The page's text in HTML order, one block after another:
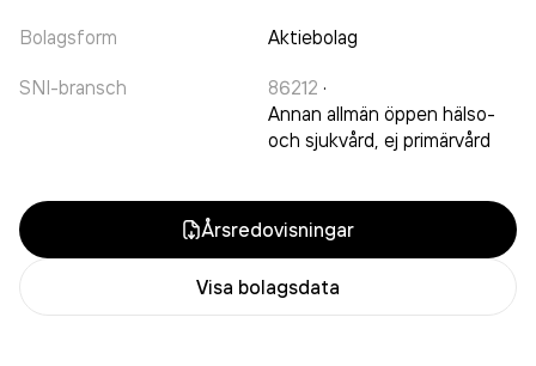
Bolagsform Aktiebolag
SNI-bransch 86212 ·
Annan allmän öppen hälso-
och sjukvård, ej primärvård
Årsredovisningar
Visa bolagsdata